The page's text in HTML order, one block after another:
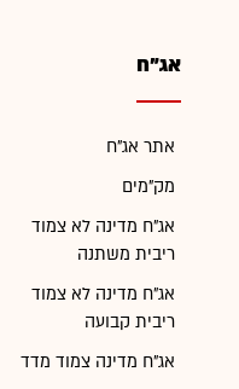
אג"ח
אתר אג"ח
מק"מים
אג"ח מדינה לא צמוד
ריבית משתנה
אג"ח מדינה לא צמוד
ריבית קבועה
אג"ח מדינה צמוד מדד